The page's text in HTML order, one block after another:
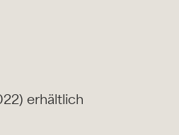
erhältlich